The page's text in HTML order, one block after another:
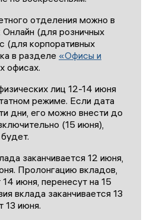
отделения можно в
(для розничных
(для корпоративных
в разделе «Офисы и
офисах.
лиц 12-14 июня
режиме. Если дата
дни, его можно внести до
(15 июня),
заканчивается 12 июня,
Пролонгацию вкладов,
июня, перенесут на 15
вклада заканчивается 13
13 июня.